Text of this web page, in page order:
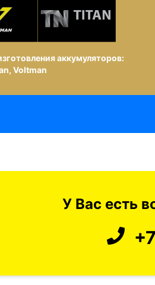
аккумуляторов:
Voltman
У Вас есть